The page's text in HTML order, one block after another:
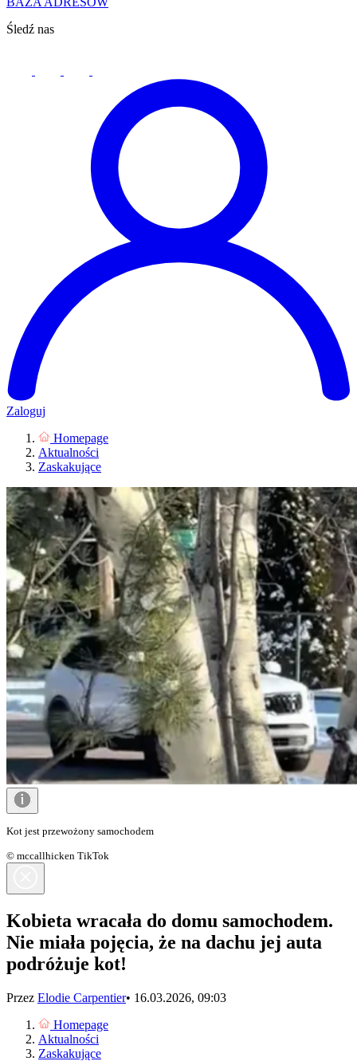
Śledź nas
Zaloguj
Homepage
Aktualności
Zaskakujące
Kot jest przewożony samochodem
© mccallhicken TikTok
Kobieta wracała do domu samochodem.
Nie miała pojęcia, że na dachu jej auta
podróżuje kot!
Przez Elodie Carpentier• 16.03.2026, 09:03
Homepage
Aktualności
Zaskakujące